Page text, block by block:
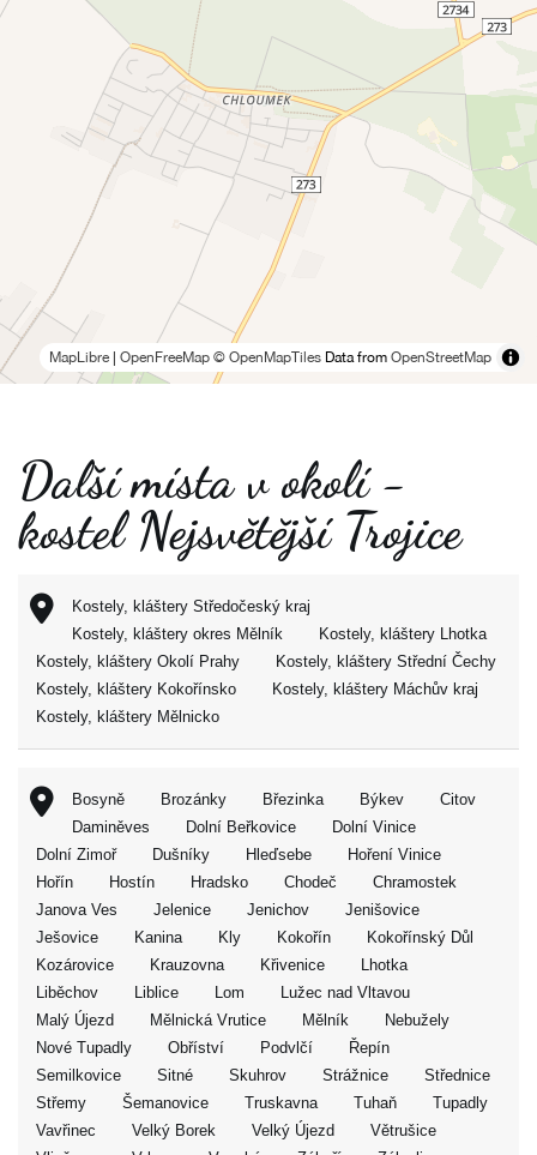
MapLibre OpenFreeMap © OpenMapTiles Data from OpenStreetMap
Další místa v okolí -
kostel Nejsvětější Trojice
Kostely, kláštery Středočeský kraj
Kostely, kláštery okres Mělník
Kostely, kláštery Lhotka
Kostely, kláštery Okolí Prahy
Kostely, kláštery Střední Čechy
Kostely, kláštery Kokořínsko
Kostely, kláštery Máchův kraj
Kostely, kláštery Mělnicko
Bosyně Brozánky Březinka Býkev
Citov
Daminěves
Dolní Beřkovice
Dolní Vinice
Dolní Zimoř
Dušníky Hleďsebe
Hoření Vinice
Hořín
Hostín Hradsko Chodeč
Chramostek
Janova Ves
Jelenice Jenichov
Jenišovice
Ješovice
Kanina Kly Kokořín
Kokořínský Důl
Kozárovice
Krauzovna Křivenice
Lhotka
Liběchov
Liblice Lom
Lužec nad Vltavou
Malý Újezd
Mělnická Vrutice Mělník
Nebužely
Nové Tupadly
Obříství Podvlčí
Řepín
Semilkovice
Sitné Skuhrov Strážnice
Střednice
Střemy
Šemanovice Truskavna Tuhaň
Tupadly
Vavřinec
Velký Borek Velký Újezd
Větrušice